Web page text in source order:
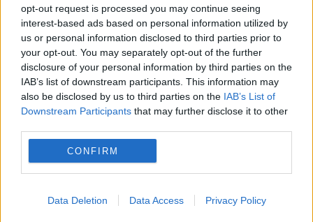
opt-out request is processed you may continue seeing
interest-based ads based on personal information utilized by
us or personal information disclosed to third parties prior to
your opt-out. You may separately opt-out of the further
disclosure of your personal information by third parties on the
IAB’s list of downstream participants. This information may
also be disclosed by us to third parties on the IAB’s List of
Downstream Participants that may further disclose it to other
CONFIRM
Data Deletion Data Access Privacy Policy
Metoda prin care afli online dacă ai
restanțe la taxe și impozite
alegeri alegeri parlamentare irina vlah
partide psrm